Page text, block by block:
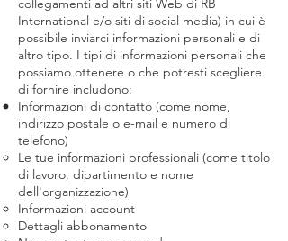
collegamenti ad altri siti Web di RB
International e/o siti di social media) in cui è
possibile inviarci informazioni personali e di
altro tipo. I tipi di informazioni personali che
possiamo ottenere o che potresti scegliere
di fornire includono:
Informazioni di contatto (come nome,
indirizzo postale o e-mail e numero di
telefono)
Le tue informazioni professionali (come titolo
di lavoro, dipartimento e nome
dell'organizzazione)
Informazioni account
Dettagli abbonamento